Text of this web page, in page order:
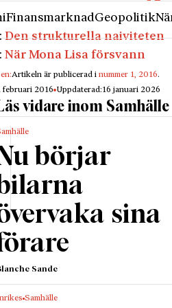
FinansmarknadGeopolitik
Den strukturella naiviteten
När Mona Lisa försvann
Artikeln är publicerad inummer 1, 2016.
februari 2016 Uppdaterad:16 januari 2026
vidare inom Samhälle
börjar
sina
Sande
Samhälle